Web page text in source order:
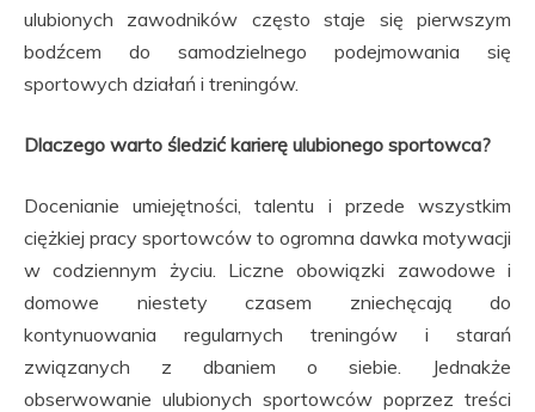
ulubionych zawodników często staje się pierwszym
bodźcem do samodzielnego podejmowania się
sportowych działań i treningów.
Dlaczego warto śledzić karierę ulubionego sportowca?
Docenianie umiejętności, talentu i przede wszystkim
ciężkiej pracy sportowców to ogromna dawka motywacji
w codziennym życiu. Liczne obowiązki zawodowe i
domowe niestety czasem zniechęcają do
kontynuowania regularnych treningów i starań
związanych z dbaniem o siebie. Jednakże
obserwowanie ulubionych sportowców poprzez treści